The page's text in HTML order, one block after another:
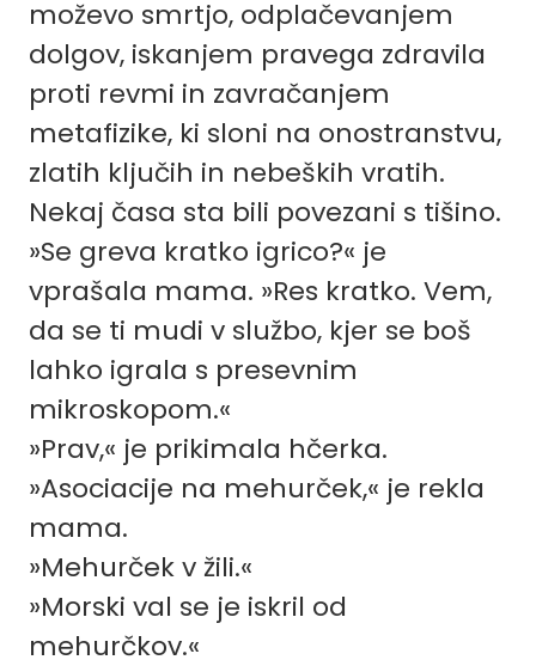
moževo smrtjo, odplačevanjem
dolgov, iskanjem pravega zdravila
proti revmi in zavračanjem
metafizike, ki sloni na onostranstvu,
zlatih ključih in nebeških vratih.
Nekaj časa sta bili povezani s tišino.
»Se greva kratko igrico?« je
vprašala mama. »Res kratko. Vem,
da se ti mudi v službo, kjer se boš
lahko igrala s presevnim
mikroskopom.«
»Prav,« je prikimala hčerka.
»Asociacije na mehurček,« je rekla
mama.
»Mehurček v žili.«
»Morski val se je iskril od
mehurčkov.«